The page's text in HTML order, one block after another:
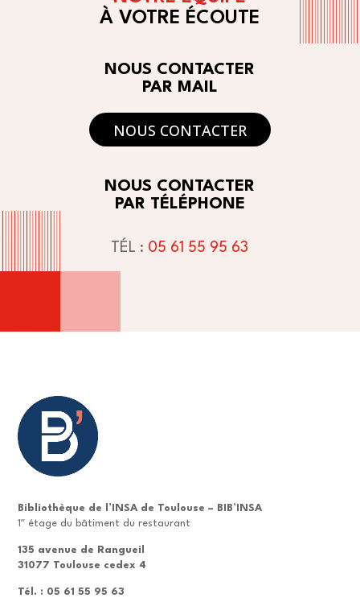
À VOTRE ÉCOUTE
NOUS CONTACTER
PAR MAIL
NOUS CONTACTER
NOUS CONTACTER
PAR TÉLÉPHONE
TÉL : 05 61 55 95 63
Bibliothèque de l’INSA de Toulouse – BIB’INSA
1er étage du bâtiment du restaurant
135 avenue de Rangueil
31077 Toulouse cedex 4
Tél. : 05 61 55 95 63